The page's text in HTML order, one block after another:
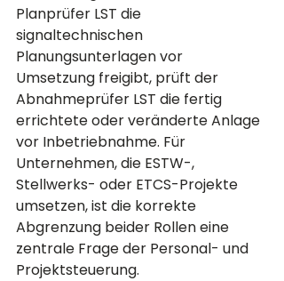
Planprüfer LST die
signaltechnischen
Planungsunterlagen vor
Umsetzung freigibt, prüft der
Abnahmeprüfer LST die fertig
errichtete oder veränderte Anlage
vor Inbetriebnahme. Für
Unternehmen, die ESTW-,
Stellwerks- oder ETCS-Projekte
umsetzen, ist die korrekte
Abgrenzung beider Rollen eine
zentrale Frage der Personal- und
Projektsteuerung.